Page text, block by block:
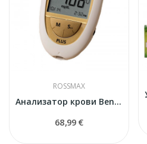
ROSSMAX
Анализатор крови BeneCheck Plus (3in1)
68,99 €